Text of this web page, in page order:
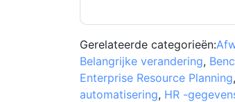
Gerelateerde categorieën:
Belangrijke verandering,
Enterprise Resource Planning,
automatisering, HR -